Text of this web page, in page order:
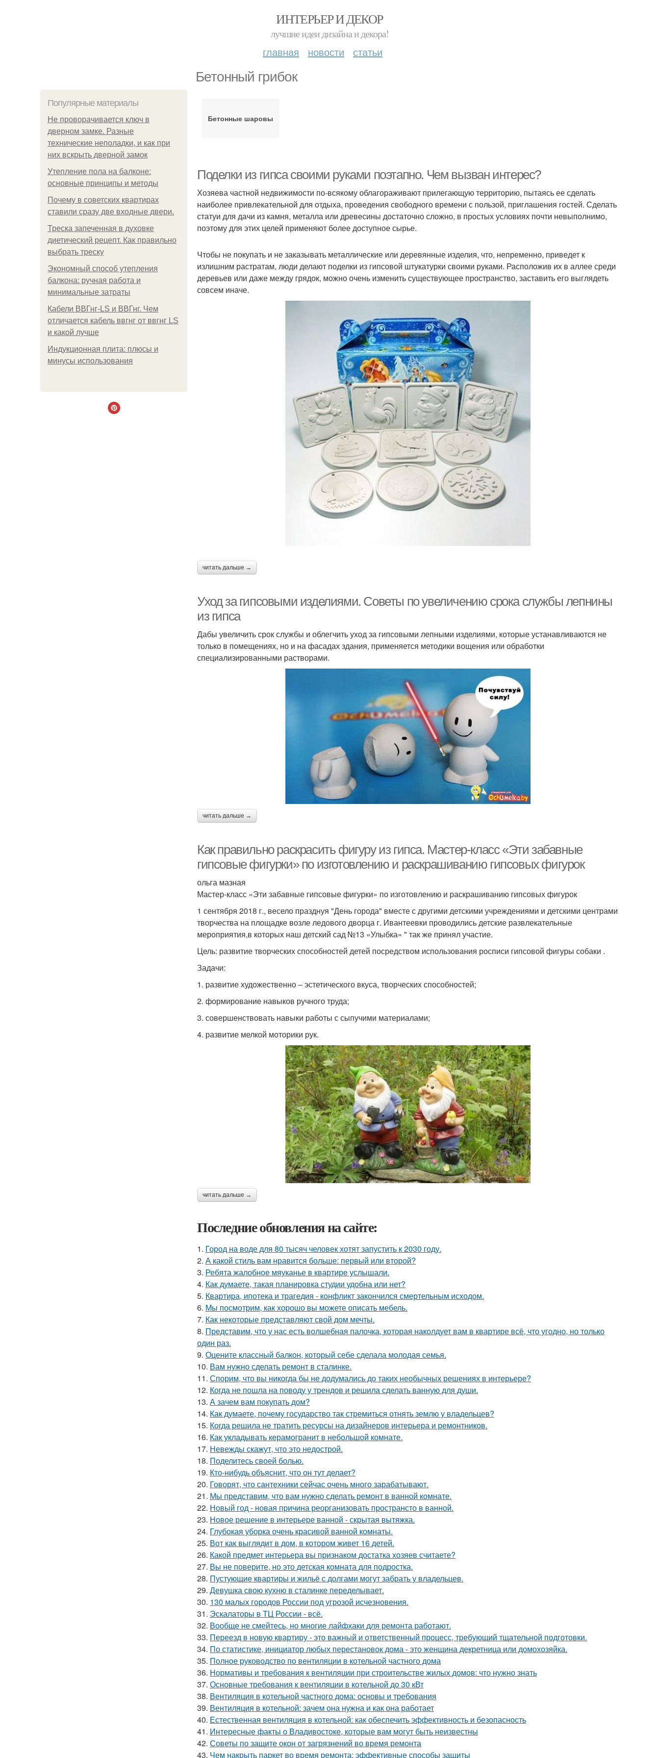
ИНТЕРЬЕР И ДЕКОР
лучшие идеи дизайна и декора!
главная новости статьи
Бетонный грибок
Популярные материалы
Не проворачивается ключ в
дверном замке. Разные
технические неполадки, и как при
них вскрыть дверной замок
Утепление пола на балконе:
основные принципы и методы
Почему в советских квартирах
ставили сразу две входные двери.
Треска запеченная в духовке
диетический рецепт. Как правильно
выбрать треску
Экономный способ утепления
балкона: ручная работа и
минимальные затраты
Кабели ВВГнг-LS и ВВГнг. Чем
отличается кабель ввгнг от ввгнг LS
и какой лучше
Индукционная плита: плюсы и
минусы использования
Бетонные шаровы
Поделки из гипса своими руками поэтапно. Чем вызван интерес?
Хозяева частной недвижимости по-всякому облагораживают прилегающую территорию, пытаясь ее сделать
наиболее привлекательной для отдыха, проведения свободного времени с пользой, приглашения гостей. Сделать
статуи для дачи из камня, металла или древесины достаточно сложно, в простых условиях почти невыполнимо,
поэтому для этих целей применяют более доступное сырье.
Чтобы не покупать и не заказывать металлические или деревянные изделия, что, непременно, приведет к
излишним растратам, люди делают поделки из гипсовой штукатурки своими руками. Расположив их в аллее среди
деревьев или даже между грядок, можно очень изменить существующее пространство, заставить его выглядеть
совсем иначе.
читать дальше →
Уход за гипсовыми изделиями. Советы по увеличению срока службы лепнины
из гипса
Дабы увеличить срок службы и облегчить уход за гипсовыми лепными изделиями, которые устанавливаются не
только в помещениях, но и на фасадах здания, применяется методики вощения или обработки
специализированными растворами.
читать дальше →
Как правильно раскрасить фигуру из гипса. Мастер-класс «Эти забавные
гипсовые фигурки» по изготовлению и раскрашиванию гипсовых фигурок
ольга мазная
Мастер-класс «Эти забавные гипсовые фигурки» по изготовлению и раскрашиванию гипсовых фигурок
1 сентября 2018 г., весело празднуя "День города" вместе с другими детскими учреждениями и детскими центрами
творчества на площадке возле ледового дворца г. Ивантеевки проводились детские развлекательные
мероприятия,в которых наш детский сад №13 «Улыбка» " так же принял участие.
Цель: развитие творческих способностей детей посредством использования росписи гипсовой фигуры собаки .
Задачи:
1. развитие художественно – эстетического вкуса, творческих способностей;
2. формирование навыков ручного труда;
3. совершенствовать навыки работы с сыпучими материалами;
4. развитие мелкой моторики рук.
читать дальше →
Последние обновления на сайте:
1. Город на воде для 80 тысяч человек хотят запустить к 2030 году.
2. А какой стиль вам нравится больше: первый или второй?
3. Ребята жалобное мяуканье в квартире услышали.
4. Как думаете, такая планировка студии удобна или нет?
5. Квартира, ипотека и трагедия - конфликт закончился смертельным исходом.
6. Мы посмотрим, как хорошо вы можете описать мебель.
7. Как некоторые представляют свой дом мечты.
8. Представим, что у нас есть волшебная палочка, которая наколдует вам в квартире всё, что угодно, но только
один раз.
9. Оцените классный балкон, который себе сделала молодая семья.
10. Вам нужно сделать ремонт в сталинке.
11. Спорим, что вы никогда бы не додумались до таких необычных решениях в интерьере?
12. Когда не пошла на поводу у трендов и решила сделать ванную для души.
13. А зачем вам покупать дом?
14. Как думаете, почему государство так стремиться отнять землю у владельцев?
15. Когда решила не тратить ресурсы на дизайнеров интерьера и ремонтников.
16. Как укладывать керамогранит в небольшой комнате.
17. Невежды скажут, что это недострой.
18. Поделитесь своей болью.
19. Кто-нибудь объяснит, что он тут делает?
20. Говорят, что сантехники сейчас очень много зарабатывают.
21. Мы представим, что вам нужно сделать ремонт в ванной комнате.
22. Новый год - новая причина реорганизовать пространсто в ванной.
23. Новое решение в интерьере ванной - скрытая вытяжка.
24. Глубокая уборка очень красивой ванной комнаты.
25. Вот как выглядит в дом, в котором живет 16 детей.
26. Какой предмет интерьера вы признаком достатка хозяев считаете?
27. Вы не поверите, но это детская комната для подростка.
28. Пустующие квартиры и жильё с долгами могут забрать у владельцев.
29. Девушка свою кухню в сталинке переделывает.
30. 130 малых городов России под угрозой исчезновения.
31. Эскалаторы в ТЦ России - всё.
32. Вообще не смейтесь, но многие лайфхаки для ремонта работают.
33. Переезд в новую квартиру - это важный и ответственный процесс, требующий тщательной подготовки.
34. По статистике, инициатор любых перестановок дома - это женщина декретница или домохозяйка.
35. Полное руководство по вентиляции в котельной частного дома
36. Нормативы и требования к вентиляции при строительстве жилых домов: что нужно знать
37. Основные требования к вентиляции в котельной до 30 кВт
38. Вентиляция в котельной частного дома: основы и требования
39. Вентиляция в котельной: зачем она нужна и как она работает
40. Естественная вентиляция в котельной: как обеспечить эффективность и безопасность
41. Интересные факты о Владивостоке, которые вам могут быть неизвестны
42. Советы по защите окон от загрязнений во время ремонта
43. Чем накрыть паркет во время ремонта: эффективные способы защиты